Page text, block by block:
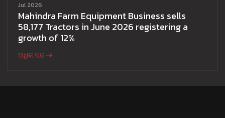
Jul 2026
Mahindra Farm Equipment Business sells
58,177 Tractors in June 2026 registering a
growth of 12%
ଅଧିକ ପଢ